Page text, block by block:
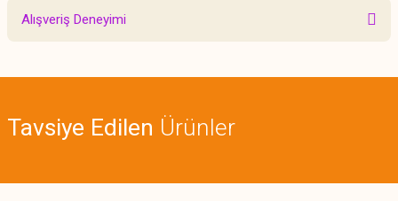
Bu ürünün fiyat bilgisi, resim, ürün açıklamalarında ve diğer konularda
yetersiz gördüğünüz noktaları öneri formunu kullanarak tarafımıza
Ürün açıklamasında eksik bilgiler bulunuyor.
Alışveriş Deneyimi
Tavsiye Edilen Ürünler